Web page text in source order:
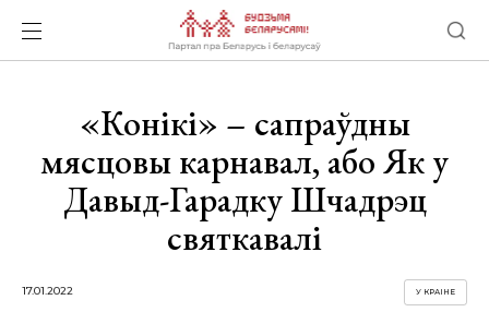
«Конікі» – сапраўдны
мясцовы карнавал, або Як у
Давыд-Гарадку Шчадрэц
святкавалі
17.01.2022 У КРАІНЕ